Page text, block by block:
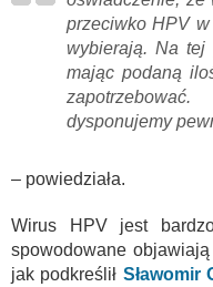
przeciwko HPV
wybierają. Na tej
mając podaną
dysponujemy
– powiedziała.
Wirus HPV jest
spowodowane
jak podkreślił Sławomir